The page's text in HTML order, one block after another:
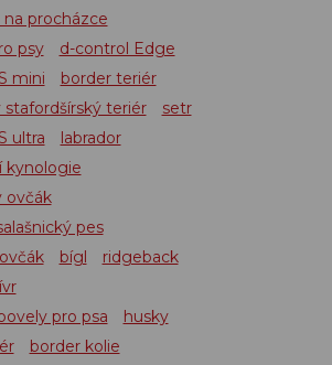
procházce
psy
d-control Edge
mini
border teriér
stafordšírský teriér
setr
ultra
labrador
kynologie
ovčák
pes
bígl
ridgeback
pro psa
husky
border kolie